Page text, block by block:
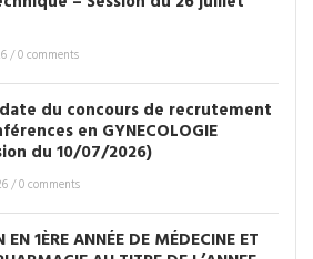
/0 comments
du concours de recrutement
en GYNECOLOGIE
du 10/07/2026)
/0 comments
1ÈRE ANNÉE DE MÉDECINE ET